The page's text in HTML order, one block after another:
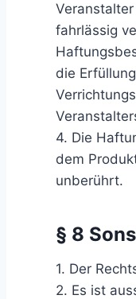
fahrlässig
die
4. Die
dem
unberührt.
§ 8
1. Der
2. Es ist